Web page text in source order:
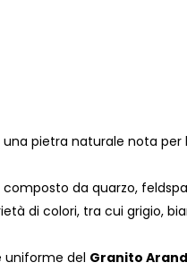
una pietra naturale nota per
composto da quarzo,
di colori, tra cui grigio,
uniforme del Granito